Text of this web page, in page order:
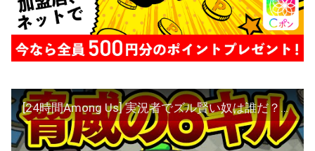
[24時間Among Us] 実況者でズル賢い奴は誰だ？Part67 アマングアス ちはや アモアス部平部員